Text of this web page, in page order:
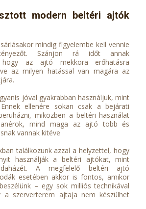
modern beltéri ajtók
mindig figyelembe kell vennie
Szánjon rá időt annak
hogy az ajtó mekkora erőhatásra
az milyen hatással van magára az
jóval gyakrabban használjuk, mint
ellenére sokan csak a bejárati
miközben a beltéri használat
mind maga az ajtó több és
vannak kitéve
találkozunk azzal a helyzettel, hogy
használják a beltéri ajtókat, mint
A megfelelő beltéri ajtó
esetében akkor is fontos, amikor
– egy sok milliós technikával
a szerverterem ajtaja nem készülhet